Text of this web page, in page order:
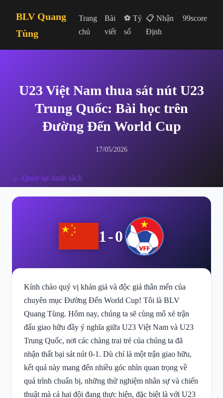
BLV Quang
Tùng
Trang
chủ
Bài
viết
⚽ Tỷ
số
📋 Nhận
Định
99score
U23 Việt Nam thua sát nút U23
Trung Quốc: Bài học trên
Đường Đến World Cup
17/05/2026
← Quay lại danh sách
1-0
Kính chào quý vị khán giả và độc giả thân mến của
chuyên mục Đường Đến World Cup! Tôi là BLV
Quang Tùng. Hôm nay, chúng ta sẽ cùng mổ xẻ trận
đấu giao hữu đầy ý nghĩa giữa U23 Việt Nam và U23
Trung Quốc, nơi các chàng trai trẻ của chúng ta đã
nhận thất bại sát nút 0-1. Dù chỉ là một trận giao hữu,
kết quả này mang đến nhiều góc nhìn quan trọng về
quá trình chuẩn bị, những thử nghiệm nhân sự và chiến
thuật mà cả hai đội đang thực hiện, đặc biệt là với U23